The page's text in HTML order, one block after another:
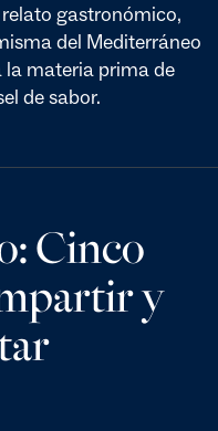
gastronómico,
del Mediterráneo
materia prima de
de sabor.
Cinco
y